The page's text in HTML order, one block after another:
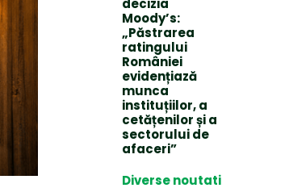
decizia
Moody’s:
„Păstrarea
ratingului
României
evidențiază
munca
instituțiilor, a
cetățenilor și a
sectorului de
afaceri”
Diverse noutati